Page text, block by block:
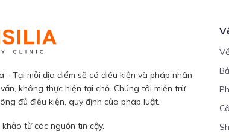
Tại mỗi địa điểm sẽ có điều kiện và pháp nhân
không thực hiện tại chỗ. Chúng tôi miễn trừ
đủ điều kiện, quy định của pháp luật.
từ các nguồn tin cậy.